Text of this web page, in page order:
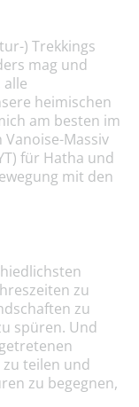
) Trekkings
mag und
alle
heimischen
am besten im
Massiv
für Hatha und
mit den
zu
zu
spüren. Und
teilen und
zu begegnen,